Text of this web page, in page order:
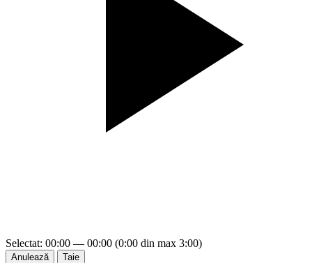
Selectat: 00:00 — 00:00 (0:00 din max 3:00)
Anulează Taie